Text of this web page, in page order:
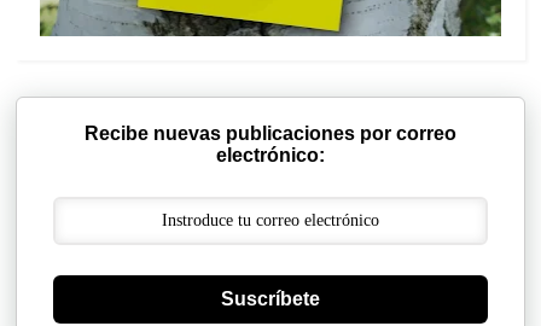
Recibe nuevas publicaciones por correo
electrónico:
Suscríbete